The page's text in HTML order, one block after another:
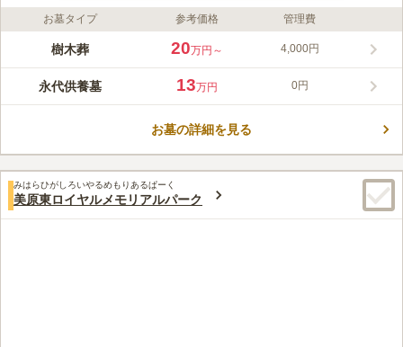
ライフドット編集部のコメント
400年を超える歴史を誇る本昌寺が建つ岸和田市五軒屋町は、港
場所です。人情と活力に満ちたこの町に、新たな安らぎの場とし
て、緑に包まれる樹木葬が誕生しました。本堂をはじめとするお
みながら眠れる樹木葬です。一人で眠るタイプから、夫婦二人、
みんなの評価
4.5 口コミ1件
50代男性
岸和田駅から商店街を通り抜けて行きますのでいろんなものが売
っていますし食事する店も沢山ありますので便利です、
口コミの続きを読む
お墓タイプ 参考価格 管理費
樹木葬 20万円～ 4,000円
永代供養墓 13万円 0円
お墓の詳細を見る
みはらひがしろいやるめもりあるぱーく
美原東ロイヤルメモリアルパーク